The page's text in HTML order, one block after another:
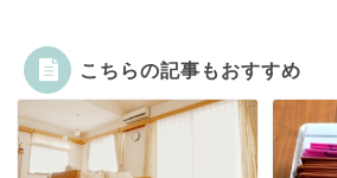
こちらの記事もおすすめ